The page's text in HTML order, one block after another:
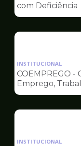
com Deficiência
INSTITUCIONAL
COEMPREGO -
Emprego,
INSTITUCIONAL